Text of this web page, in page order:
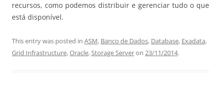
recursos, como podemos distribuir e gerenciar tudo o que
está disponível.
This entry was posted in ASM, Banco de Dados, Database, Exadata,
Grid Infrastructure,Oracle,Storage Serveron 23/11/2014.